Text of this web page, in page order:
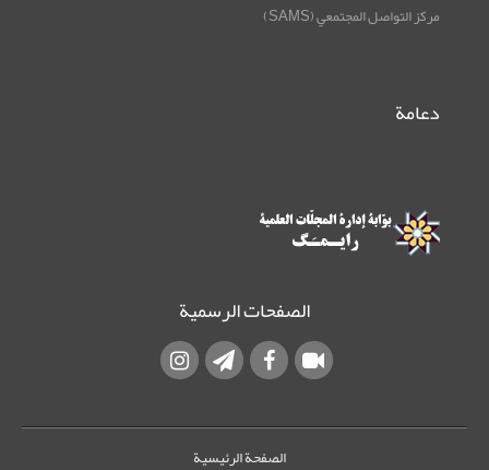
مركز التواصل المجتمعي (SAMS)
دعامة
الصفحات الرسمية
الصفحة الرئيسية